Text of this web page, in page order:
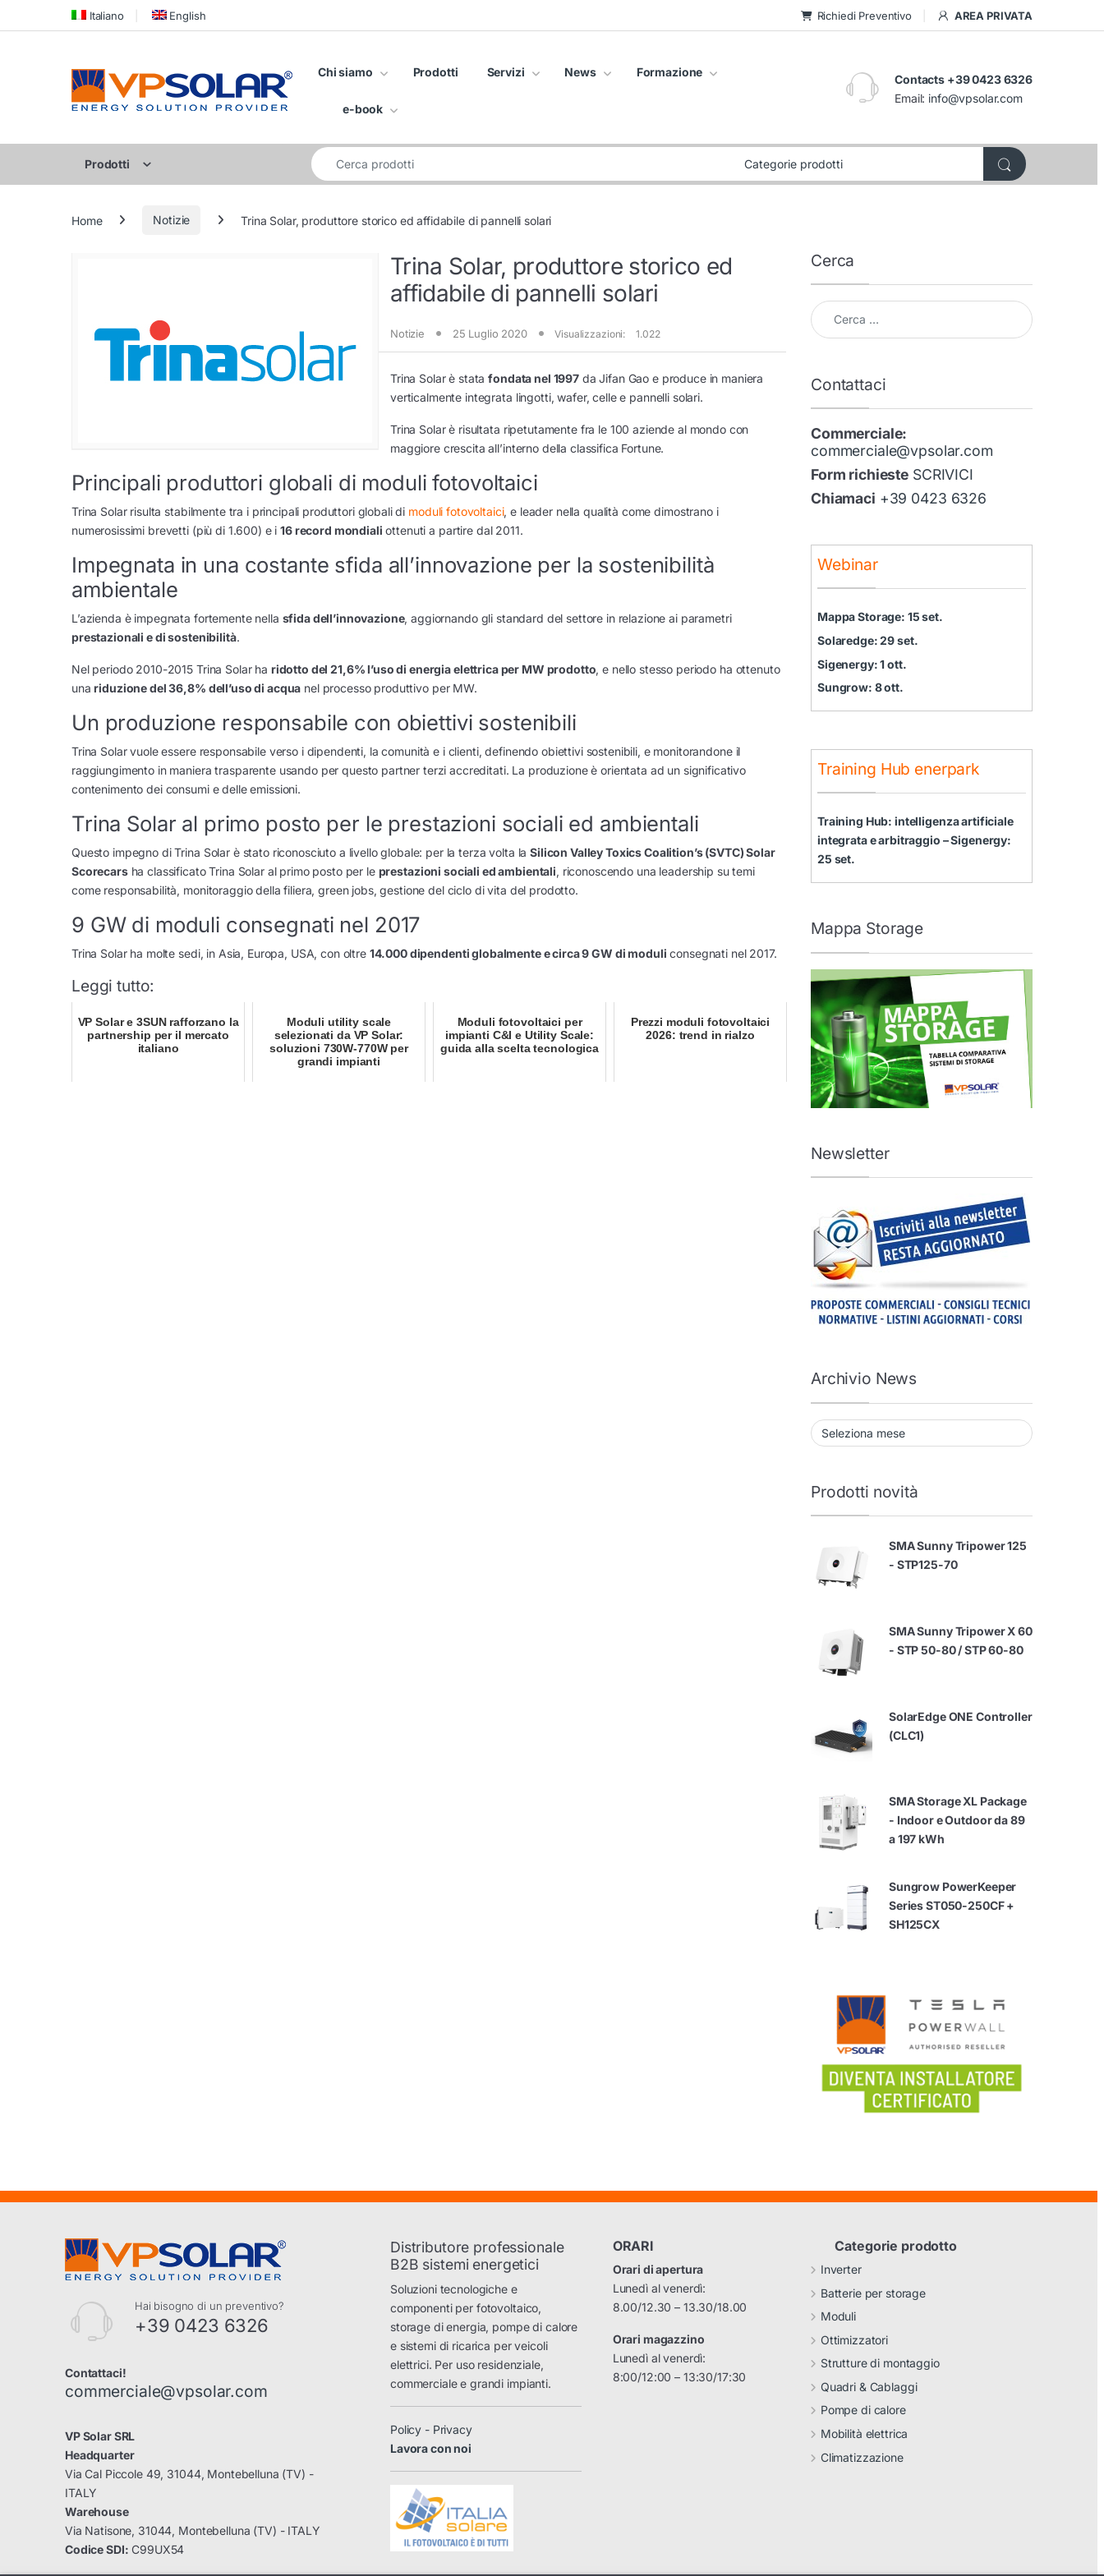
Skip to navigation
Skip to content Italiano English Richiedi Preventivo AREA PRIVATA
Chi siamo Prodotti Servizi News Formazione
e-book
Contacts +39 0423 6326
Email: info@vpsolar.com
Prodotti
Cerca per:
Home Notizie Trina Solar, produttore storico ed affidabile di pannelli solari
Trina Solar, produttore storico ed
affidabile di pannelli solari
Notizie 25 Luglio 2020 Visualizzazioni: 1.022
Trina Solar è statafondata nel 1997da Jifan Gao e produce in maniera
verticalmente integrata lingotti, wafer, celle e pannelli solari.
Trina Solar è risultata ripetutamente fra le 100 aziende al mondo con
maggiore crescita all’interno della classifica Fortune.
Principali produttori globali di moduli fotovoltaici
Trina Solar risulta stabilmente tra i principali produttori globali di moduli fotovoltaici, e leader nella qualità come dimostrano i
numerosissimi brevetti (più di 1.600) e i16 record mondiali ottenuti a partire dal 2011.
Impegnata in una costante sfida all’innovazione per la sostenibilità
ambientale
L’azienda è impegnata fortemente nella sfida dell’innovazione, aggiornando gli standard del settore in relazione ai parametri
prestazionali e di sostenibilità.
Nel periodo 2010-2015 Trina Solar ha ridotto del 21,6% l’uso di energia elettrica per MW prodotto, e nello stesso periodo ha ottenuto
unariduzione del 36,8% dell’uso di acqua nel processo produttivo per MW.
Un produzione responsabile con obiettivi sostenibili
Trina Solar vuole essere responsabile verso i dipendenti, la comunità e i clienti, definendo obiettivi sostenibili, e monitorandone il
raggiungimento in maniera trasparente usando per questo partner terzi accreditati. La produzione è orientata ad un significativo
contenimento dei consumi e delle emissioni.
Trina Solar al primo posto per le prestazioni sociali ed ambientali
Questo impegno di Trina Solar è stato riconosciuto a livello globale: per la terza volta laSilicon Valley Toxics Coalition’s (SVTC) Solar
Scorecarsha classificato Trina Solar al primo posto per le prestazioni sociali ed ambientali, riconoscendo una leadership su temi
come responsabilità, monitoraggio della filiera, green jobs, gestione del ciclo di vita del prodotto.
9 GW di moduli consegnati nel 2017
Trina Solar ha molte sedi, in Asia, Europa, USA, con oltre 14.000 dipendenti globalmente e circa 9 GW di moduli consegnati nel 2017.
Leggi tutto:
VP Solar e 3SUN rafforzano la
partnership per il mercato
italiano
Moduli utility scale
selezionati da VP Solar:
soluzioni 730W-770W per
grandi impianti
Moduli fotovoltaici per
impianti C&I e Utility Scale:
guida alla scelta tecnologica
Prezzi moduli fotovoltaici
2026: trend in rialzo
Cerca
Cerca per:
Contattaci
Commerciale:
commerciale@vpsolar.com
Form richieste SCRIVICI
Chiamaci +39 0423 6326
Webinar
Mappa Storage: 15 set.
Solaredge: 29 set.
Sigenergy: 1 ott.
Sungrow: 8 ott.
Training Hub enerpark
Training Hub: intelligenza artificiale
integrata e arbitraggio – Sigenergy:
25 set.
Mappa Storage
Newsletter
Archivio News
Archivio News
Prodotti novità
SMA Sunny Tripower 125
- STP125-70
SMA Sunny Tripower X 60
- STP 50-80 / STP 60-80
SolarEdge ONE Controller
(CLC1)
SMA Storage XL Package
- Indoor e Outdoor da 89
a 197 kWh
Sungrow PowerKeeper
Series ST050-250CF +
SH125CX
Hai bisogno di un preventivo?
+39 0423 6326
Contattaci!
commerciale@vpsolar.com
VP Solar SRL
Headquarter
Via Cal Piccole 49, 31044, Montebelluna (TV) -
ITALY
Warehouse
Via Natisone, 31044, Montebelluna (TV) - ITALY
Codice SDI: C99UX54
Distributore professionale
B2B sistemi energetici
Soluzioni tecnologiche e
componenti per fotovoltaico,
storage di energia, pompe di calore
e sistemi di ricarica per veicoli
elettrici. Per uso residenziale,
commerciale e grandi impianti.
Policy - Privacy
Lavora con noi
ORARI
Orari di apertura
Lunedì al venerdì:
8.00/12.30 – 13.30/18.00
Orari magazzino
Lunedì al venerdì:
8:00/12:00 – 13:30/17:30
Categorie prodotto
Inverter
Batterie per storage
Moduli
Ottimizzatori
Strutture di montaggio
Quadri & Cablaggi
Pompe di calore
Mobilità elettrica
Climatizzazione